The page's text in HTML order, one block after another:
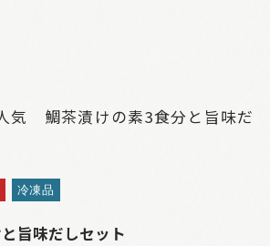
気 鯛茶漬けの素3食分と旨味だ
冷凍品
旨味だしセット